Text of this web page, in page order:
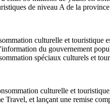
de niveau A de la
culturelle et
du gouvernement
spéciaux culturels et
culturelle et
et lançant une remise